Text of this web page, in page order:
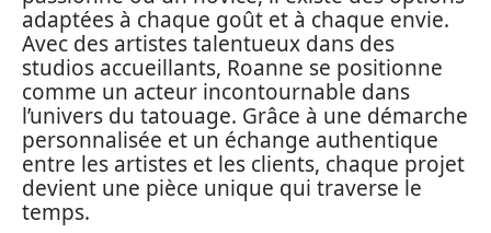
adaptées à chaque goût et à chaque envie.
Avec des artistes talentueux dans des
studios accueillants, Roanne se positionne
comme un acteur incontournable dans
l’univers du tatouage. Grâce à une démarche
personnalisée et un échange authentique
entre les artistes et les clients, chaque projet
devient une pièce unique qui traverse le
temps.